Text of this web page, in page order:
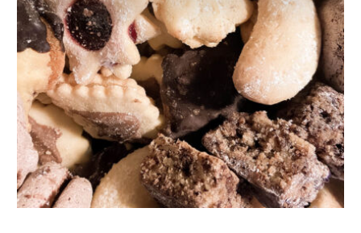
Lieblingsrezepte
für
Weihnachtsplätzchen